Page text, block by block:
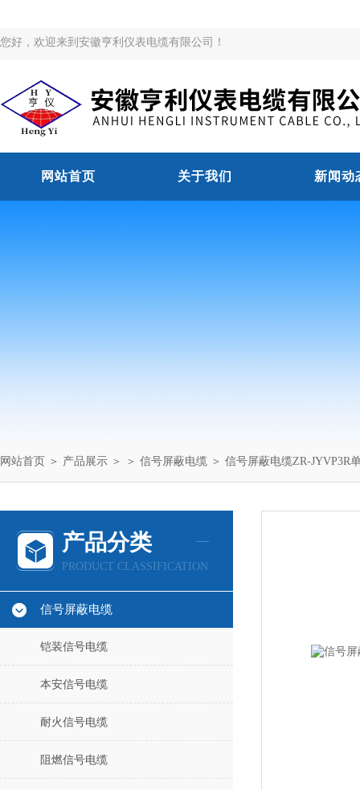
您好，欢迎来到安徽亨利仪表电缆有限公司！
网站首页 关于我们 新闻动
网站首页 ＞ 产品展示 ＞ ＞ 信号屏蔽电缆 ＞ 信号屏蔽电缆ZR-JYVP3R
产品分类
PRODUCT CLASSIFICATION
信号屏蔽电缆
铠装信号电缆
本安信号电缆
耐火信号电缆
阻燃信号电缆